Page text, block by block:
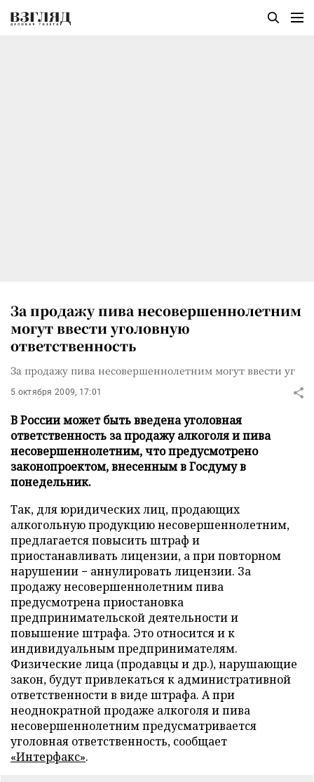
За продажу пива несовершеннолетним
могут ввести уголовную
ответственность
За продажу пива несовершеннолетним могут ввести уг
5 октября 2009, 17:01
В России может быть введена уголовная
ответственность за продажу алкоголя и пива
несовершеннолетним, что предусмотрено
законопроектом, внесенным в Госдуму в
понедельник.
Так, для юридических лиц, продающих
алкогольную продукцию несовершеннолетним,
предлагается повысить штраф и
приостанавливать лицензии, а при повторном
нарушении − аннулировать лицензии. За
продажу несовершеннолетним пива
предусмотрена приостановка
предпринимательской деятельности и
повышение штрафа. Это относится и к
индивидуальным предпринимателям.
Физические лица (продавцы и др.), нарушающие
закон, будут привлекаться к административной
ответственности в виде штрафа. А при
неоднократной продаже алкоголя и пива
несовершеннолетним предусматривается
уголовная ответственность, сообщает
«Интерфакс».